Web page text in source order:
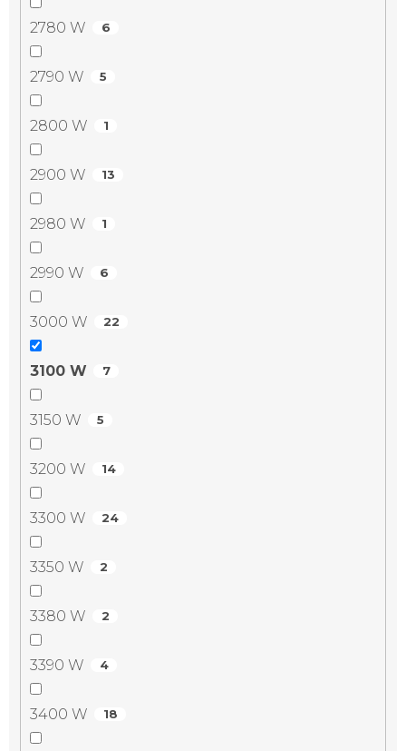
2780 W 6
2790 W 5
2800 W 1
2900 W 13
2980 W 1
2990 W 6
3000 W 22
3100 W 7
3150 W 5
3200 W 14
3300 W 24
3350 W 2
3380 W 2
3390 W 4
3400 W 18